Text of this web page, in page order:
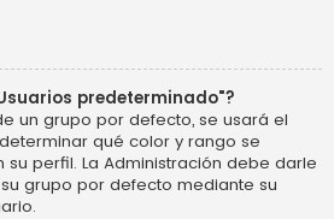
predeterminado"?
un grupo por defecto, se usará el
qué color y rango se
perfil. La Administración debe darle
grupo por defecto mediante su